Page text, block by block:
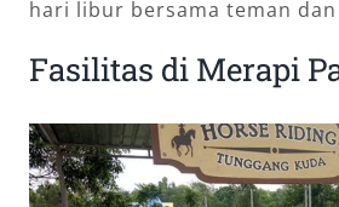
hari libur bersama teman
Fasilitas di Merapi